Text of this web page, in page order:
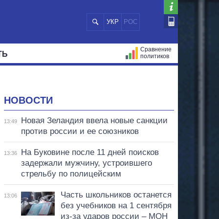
УКР РОС
Сравнение
политиков
НОВОСТИ
13:49
Новая Зеландия ввела новые санкции
против россии и ее союзников
13:36
На Буковине после 11 дней поисков
задержали мужчину, устроившего
стрельбу по полицейским
13:06
Часть школьников останется
без учебников на 1 сентября
из-за ударов россии – МОН